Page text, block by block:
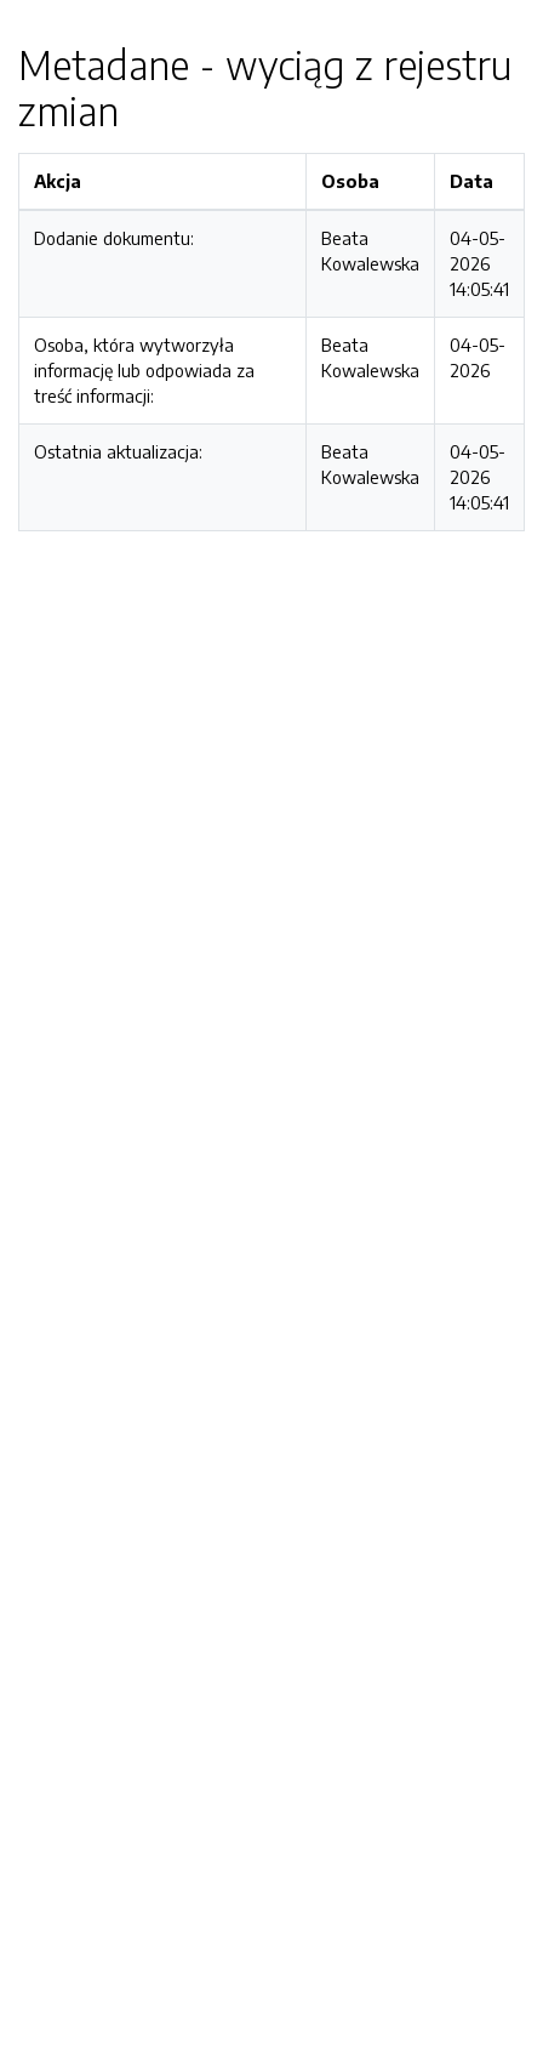
Metadane - wyciąg z rejestru
zmian
Akcja Osoba Data
Dodanie dokumentu:
Beata
Kowalewska
04-05-
2026
14:05:41
Osoba, która wytworzyła
informację lub odpowiada za
treść informacji:
Beata
Kowalewska
04-05-
2026
Ostatnia aktualizacja:
Beata
Kowalewska
04-05-
2026
14:05:41